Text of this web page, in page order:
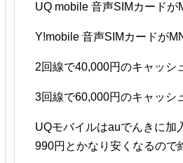
UQ mobile 音声SIMカード
Y!mobile 音声SIMカードが
2回線で40,000円のキャッシ
3回線で60,000円のキャッシ
UQモバイルはauでんきに加
990円とかなり安くなるので